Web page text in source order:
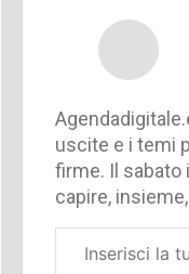
uscite e i temi
firme. Il sabato
capire,
aziendale